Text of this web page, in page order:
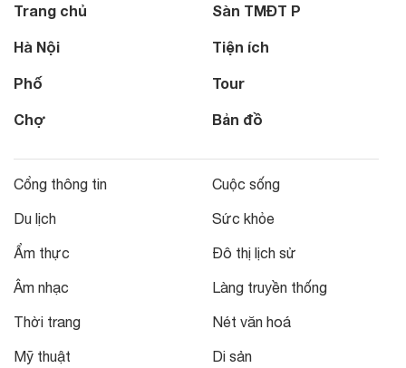
Trang chủ
Hà Nội
Phố
Chợ
Sàn TMĐT P
Tiện ích
Tour
Bản đồ
Cổng thông tin
Du lịch
Ẩm thực
Âm nhạc
Thời trang
Mỹ thuật
Cuộc sống
Sức khỏe
Đô thị lịch sử
Làng truyền thống
Nét văn hoá
Di sản